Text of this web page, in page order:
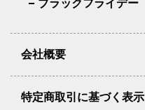
ブラックフライデー
会社概要
特定商取引に基づく表示